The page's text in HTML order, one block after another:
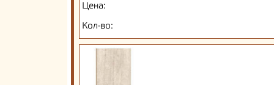
Цена:
Кол-во: